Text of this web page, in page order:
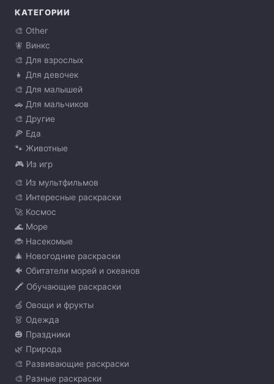
КАТЕГОРИИ
🎨 Other
🧚 Винкс
🎨 Для взрослых
👧 Для девочек
🎨 Для малышей
🚗 Для мальчиков
🎨 Другие
🍕 Еда
🐾 Животные
🎮 Из игр
🎨 Из мультфильмов
🎨 Интересные раскраски
🚀 Космос
🌊 Море
🐞 Насекомые
🎄 Новогодние раскраски
🐠 Обитатели морей и океанов
🖍️ Обучающие раскраски
🍏 Овощи и фрукты
👗 Одежда
🎃 Праздники
🌿 Природа
🎨 Развивающие раскраски
🎨 Разные раскраски